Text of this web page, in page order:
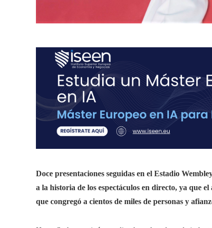
Doce presentaciones seguidas en el Estadio
a la historia de los espectáculos en directo, ya que
que congregó a cientos de miles de personas y